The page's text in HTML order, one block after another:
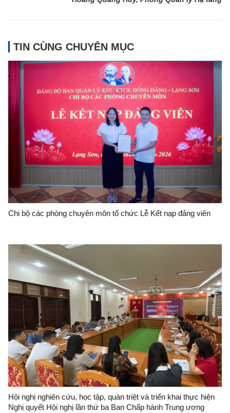
TIN CÙNG CHUYÊN MỤC
Chi bộ các phòng chuyên môn tổ chức Lễ Kết nạp đảng viên
Hội nghị nghiên cứu, học tập, quán triệt và triển khai thực hiện
Nghị quyết Hội nghị lần thứ ba Ban Chấp hành Trung ương